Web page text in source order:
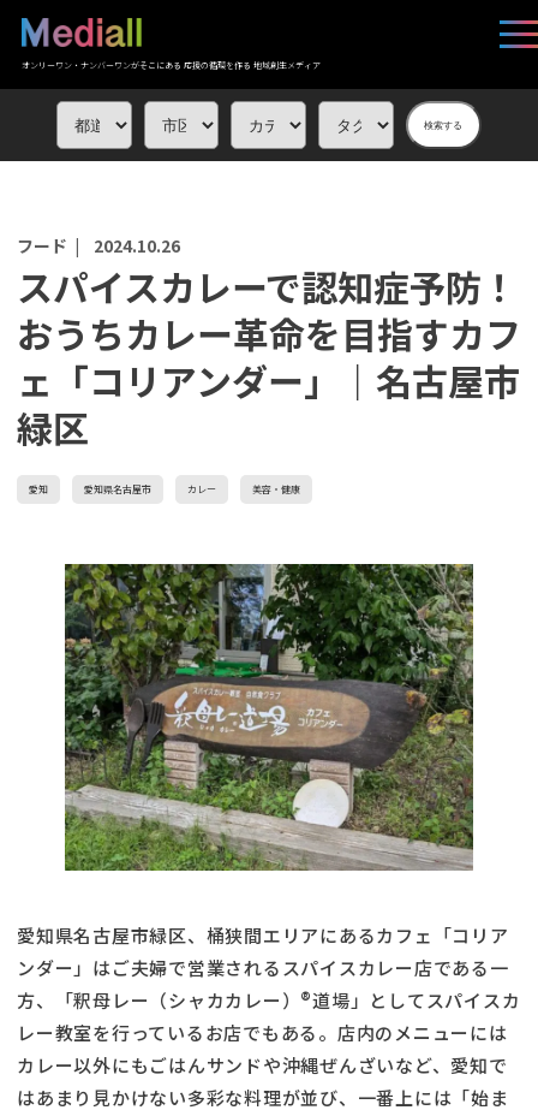
オンリーワン・ナンバーワンがそこにある 応援の循環を作る 地域創生メディア
検索する
フード | 2024.10.26
スパイスカレーで認知症予防！
おうちカレー革命を目指すカフ
ェ「コリアンダー」｜名古屋市
緑区
愛知 愛知県名古屋市 カレー 美容・健康
愛知県名古屋市緑区、桶狭間エリアにあるカフェ「コリア
ンダー」はご夫婦で営業されるスパイスカレー店である一
方、「釈母レー（シャカカレー）®道場」としてスパイスカ
レー教室を行っているお店でもある。店内のメニューには
カレー以外にもごはんサンドや沖縄ぜんざいなど、愛知で
はあまり見かけない多彩な料理が並び、一番上には「始ま